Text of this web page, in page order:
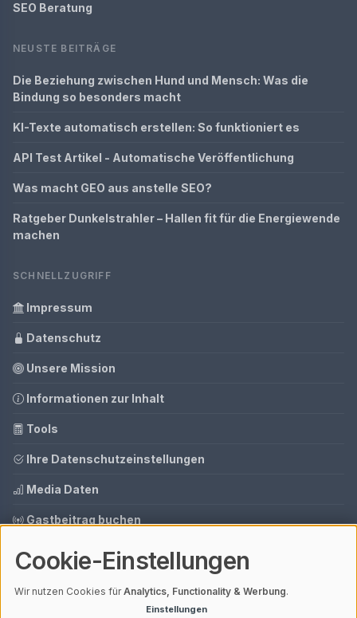
SEO Beratung
NEUSTE BEITRÄGE
Die Beziehung zwischen Hund und Mensch: Was die
Bindung so besonders macht
KI-Texte automatisch erstellen: So funktioniert es
API Test Artikel - Automatische Veröffentlichung
Was macht GEO aus anstelle SEO?
Ratgeber Dunkelstrahler – Hallen fit für die Energiewende
machen
SCHNELLZUGRIFF
Impressum
Datenschutz
Unsere Mission
Informationen zur Inhalt
Tools
Ihre Datenschutzeinstellungen
Media Daten
Gastbeitrag buchen
Mit einemⓘ Affiliate-Linkgekennzeichnete Links unterstützen unsere
Arbeit – ohne Mehrkosten für dich. Als Amazon-Partner verdiene ich an
Cookie-Einstellungen
Wir nutzen Cookies fürAnalytics, Functionality & Werbung.
Einstellungen